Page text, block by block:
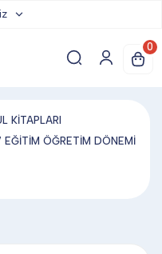
0
KİTAPLARI
ÖĞRETİM DÖNEMİ